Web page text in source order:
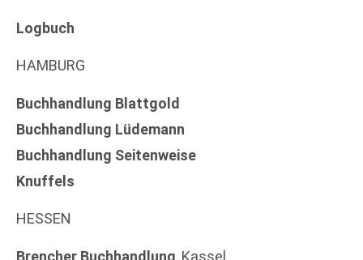
Logbuch
HAMBURG
Buchhandlung Blattgold
Buchhandlung Lüdemann
Buchhandlung Seitenweise
Knuffels
HESSEN
Brencher Buchhandlung, Kassel